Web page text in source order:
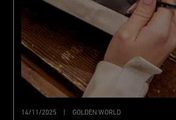
14/11/2025 | GOLDEN WORLD